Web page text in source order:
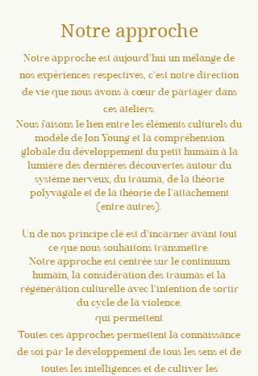
Notre approche
Notre approche est aujourd’hui un mélange de
nos expériences respectives, c’est notre direction
de vie que nous avons à cœur de partager dans
ces ateliers.
Nous faisons le lien entre les éléments culturels du
modèle de Jon Young et la compréhension
globale du développement du petit humain à la
lumière des dernières découvertes autour du
système nerveux, du trauma, de la théorie
polyvagale et de la théorie de l’attachement
(entre autres).
Un de nos principe clé est d’incarner avant tout
ce que nous souhaitons transmettre.
Notre approche est centrée sur le continuum
humain, la considération des traumas et la
régénération culturelle avec l’intention de sortir
du cycle de la violence.
qui permettent
Toutes ces approches permettent la connaissance
de soi par le développement de tous les sens et de
toutes les intelligences et de cultiver les